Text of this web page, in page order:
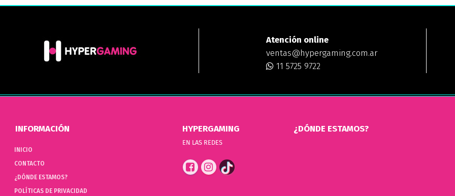
Atención online
ventas@hypergaming.com.ar
11 5725 9722
INFORMACIÓN
INICIO
CONTACTO
¿DÓNDE ESTAMOS?
POLÍTICAS DE PRIVACIDAD
HYPERGAMING
EN LAS REDES
¿DÓNDE ESTAMOS?